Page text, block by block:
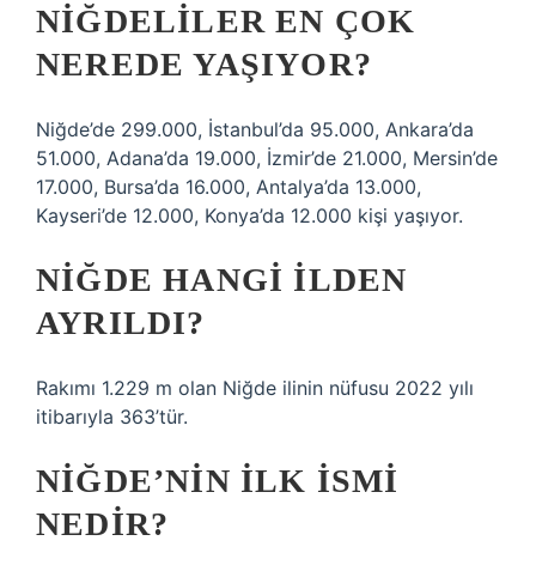
NIĞDELILER EN ÇOK
NEREDE YAŞIYOR?
Niğde’de 299.000, İstanbul’da 95.000, Ankara’da
51.000, Adana’da 19.000, İzmir’de 21.000, Mersin’de
17.000, Bursa’da 16.000, Antalya’da 13.000,
Kayseri’de 12.000, Konya’da 12.000 kişi yaşıyor.
NIĞDE HANGI ILDEN
AYRILDI?
Rakımı 1.229 m olan Niğde ilinin nüfusu 2022 yılı
itibarıyla 363’tür.
NIĞDE’NIN ILK ISMI
NEDIR?